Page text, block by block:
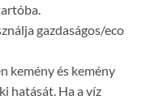
gazdaságos/eco
kemény és kemény
hatását. Ha a víz